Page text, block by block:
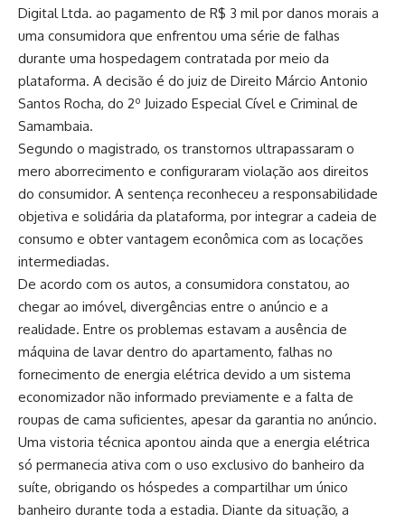
Digital Ltda. ao pagamento de R$ 3 mil por danos morais a
uma consumidora que enfrentou uma série de falhas
durante uma hospedagem contratada por meio da
plataforma. A decisão é do juiz de Direito Márcio Antonio
Santos Rocha, do 2º Juizado Especial Cível e Criminal de
Samambaia.
Segundo o magistrado, os transtornos ultrapassaram o
mero aborrecimento e configuraram violação aos direitos
do consumidor. A sentença reconheceu a responsabilidade
objetiva e solidária da plataforma, por integrar a cadeia de
consumo e obter vantagem econômica com as locações
intermediadas.
De acordo com os autos, a consumidora constatou, ao
chegar ao imóvel, divergências entre o anúncio e a
realidade. Entre os problemas estavam a ausência de
máquina de lavar dentro do apartamento, falhas no
fornecimento de energia elétrica devido a um sistema
economizador não informado previamente e a falta de
roupas de cama suficientes, apesar da garantia no anúncio.
Uma vistoria técnica apontou ainda que a energia elétrica
só permanecia ativa com o uso exclusivo do banheiro da
suíte, obrigando os hóspedes a compartilhar um único
banheiro durante toda a estadia. Diante da situação, a